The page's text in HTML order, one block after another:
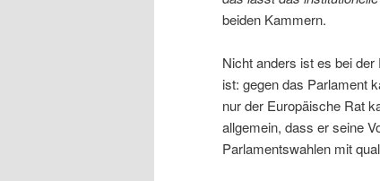
beiden Kammern.
Nicht anders ist es bei
ist: gegen das Parlament
nur der Europäische Rat
allgemein, dass er seine
Parlamentswahlen mit